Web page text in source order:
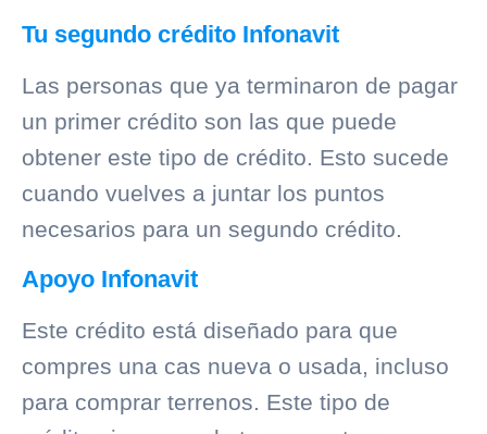
Tu segundo crédito Infonavit
Las personas que ya terminaron de pagar
un primer crédito son las que puede
obtener este tipo de crédito. Esto sucede
cuando vuelves a juntar los puntos
necesarios para un segundo crédito.
Apoyo Infonavit
Este crédito está diseñado para que
compres una cas nueva o usada, incluso
para comprar terrenos. Este tipo de